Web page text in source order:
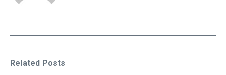
Related Posts